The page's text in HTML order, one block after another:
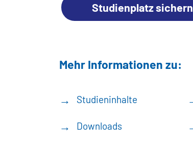
Studienplatz sichern
Mehr Informationen zu:
Studieninhalte
Downloads